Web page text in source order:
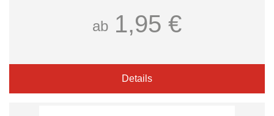
ab 1,95 €
Details